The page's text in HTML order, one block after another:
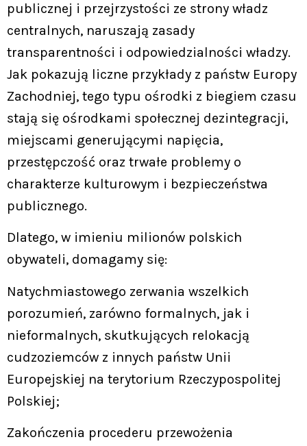
publicznej i przejrzystości ze strony władz
centralnych, naruszają zasady
transparentności i odpowiedzialności władzy.
Jak pokazują liczne przykłady z państw Europy
Zachodniej, tego typu ośrodki z biegiem czasu
stają się ośrodkami społecznej dezintegracji,
miejscami generującymi napięcia,
przestępczość oraz trwałe problemy o
charakterze kulturowym i bezpieczeństwa
publicznego.
Dlatego, w imieniu milionów polskich
obywateli, domagamy się:
Natychmiastowego zerwania wszelkich
porozumień, zarówno formalnych, jak i
nieformalnych, skutkujących relokacją
cudzoziemców z innych państw Unii
Europejskiej na terytorium Rzeczypospolitej
Polskiej;
Zakończenia procederu przewożenia